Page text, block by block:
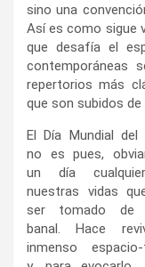
sino una
Así es como sigue
que desafía el
contemporáneas
repertorios más
que son subidos de
El Día Mundial del
no es pues,
un día
nuestras vidas
ser tomado de
banal. Hace
inmenso espacio-